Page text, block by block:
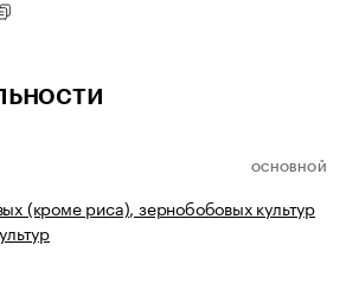
ОСНОВНОЙ
(кроме риса), зернобобовых культур